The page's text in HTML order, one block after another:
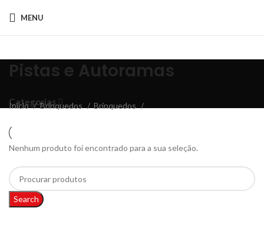
MENU
Pistas e Autoramas
Categorias
Início Brinquedos Brinquedos
Nenhum produto foi encontrado para a sua seleção.
Search